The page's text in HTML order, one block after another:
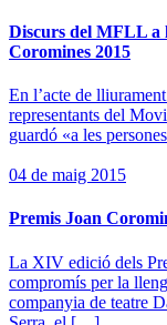
Discurs del MFLL a
Coromines 2015
En l’acte de
representants del
guardó «a les
04 de maig 2015
Premis Joan
La XIV edició dels
compromís per la
companyia de teatre